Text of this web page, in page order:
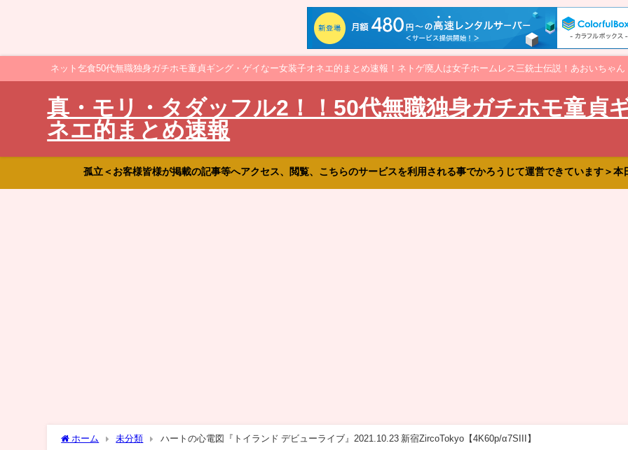
ネット乞食50代無職独身ガチホモ童貞ギング・ゲイなー女装子オネエ的まとめ速報！ネトゲ廃人は女子ホームレス三銃士伝説！あおいちゃ
真・モリ・タダッフル2！！50代無職独身ガチホモ童貞
ネエ的まとめ速報
孤立＜お客様皆様が掲載の記事等へアクセス、閲覧、こちらのサービスを利用される事でかろうじて運営できています＞
ホーム 未分類 ハートの心電図『トイランド デビューライブ』2021.10.23 新宿ZircoTokyo【4K60p/α7SIII】